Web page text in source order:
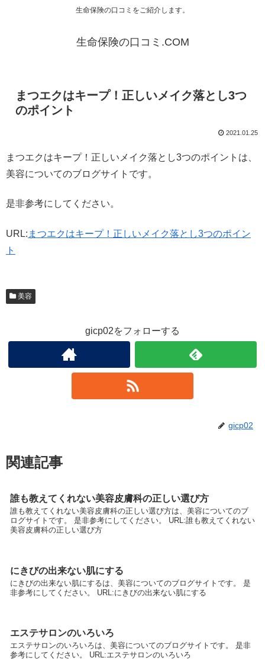
生命保険の口コミをご紹介します。
生命保険の口コミ.COM
まつエクはキープ！正しいメイク落とし3つ
のポイント
2021.01.25
まつエクはキープ！正しいメイク落とし3つのポイントは、
美容についてのブログサイトです。
是非参考にしてください。
URL: まつエクはキープ！正しいメイク落とし3つのポイン
ト
美容
gicp02をフォローする
gicp02
関連記事
誰も教えてくれない美容皮膚科の正しい選び方
誰も教えてくれない美容皮膚科の正しい選び方は、美容についてのブ
ログサイトです。 是非参考にしてください。 URL:誰も教えてくれない
美容皮膚科の正しい選び方
にきびの出来ない肌にする
にきびの出来ない肌にするは、美容についてのブログサイトです。 是
非参考にしてください。 URL:にきびの出来ない肌にする
エステサロンのいろいろ
エステサロンのいろいろは、美容についてのブログサイトです。 是非
参考にしてください。 URL:エステサロンのいろいろ